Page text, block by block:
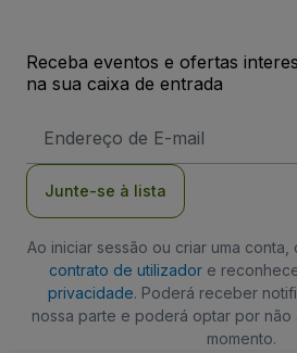
Receba eventos e ofertas
na sua caixa de entrada
de
Junte-se à lista
Ao iniciar sessão ou criar uma
contrato de utilizadore
privacidade. Poderá receber
nossa parte e poderá optar por
momento.